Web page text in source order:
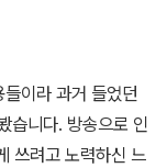
이라 과거 들었던
습니다. 방송으로 인
쓰려고 노력하신 느